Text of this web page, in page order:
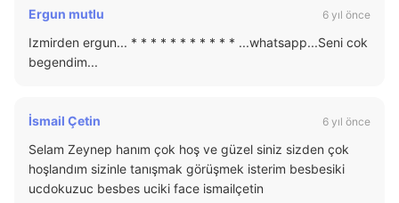
Ergun mutlu 6 yıl önce
Izmirden ergun... * * * * * * * * * * * ...whatsapp...Seni cok
begendim...
İsmail Çetin 6 yıl önce
Selam Zeynep hanım çok hoş ve güzel siniz sizden çok
hoşlandım sizinle tanışmak görüşmek isterim besbesiki
ucdokuzuc besbes uciki face ismailçetin